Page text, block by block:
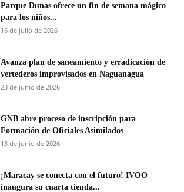
Parque Dunas ofrece un fin de semana mágico
para los niños...
16 de julio de 2026
Avanza plan de saneamiento y erradicación de
vertederos improvisados en Naguanagua
23 de junio de 2026
GNB abre proceso de inscripción para
Formación de Oficiales Asimilados
13 de junio de 2026
¡Maracay se conecta con el futuro! IVOO
inaugura su cuarta tienda...